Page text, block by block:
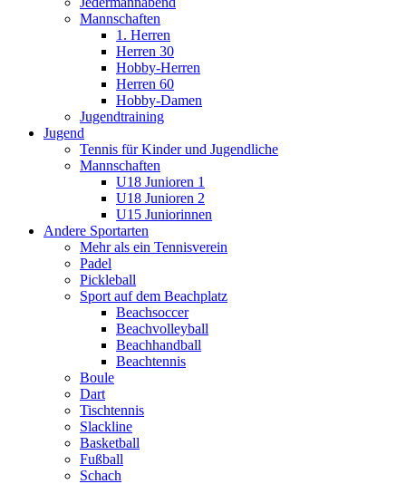
Mannschaften
1. Herren
Herren 30
Hobby-Herren
Herren 60
Hobby-Damen
Jugendtraining
Jugend
Tennis für Kinder und Jugendliche
Mannschaften
U18 Junioren 1
U18 Junioren 2
U15 Juniorinnen
Andere Sportarten
Mehr als ein Tennisverein
Padel
Pickleball
Sport auf dem Beachplatz
Beachsoccer
Beachvolleyball
Beachhandball
Beachtennis
Boule
Dart
Tischtennis
Slackline
Basketball
Fußball
Schach